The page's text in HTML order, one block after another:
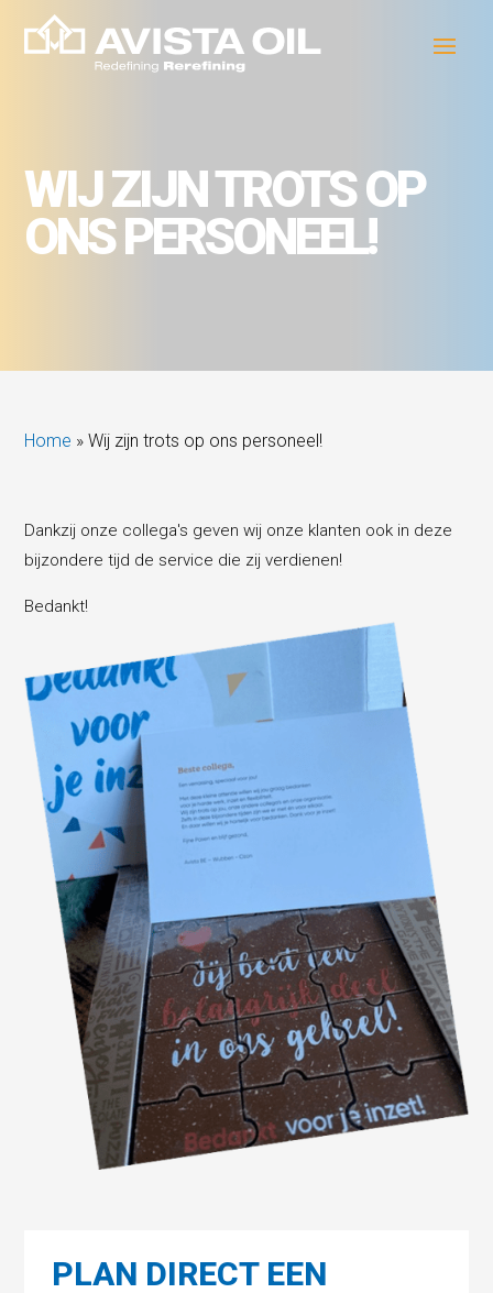
WIJ ZIJN TROTS OP
ONS PERSONEEL!
Home »Wij zijn trots op ons personeel!
Dankzij onze collega's geven wij onze klanten ook in deze
bijzondere tijd de service die zij verdienen!
Bedankt!
PLAN DIRECT EEN